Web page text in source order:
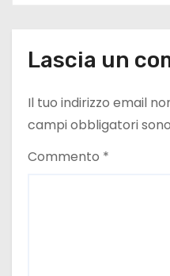
Lascia un
Il tuo indirizzo email
campi obbligatori
Commento *